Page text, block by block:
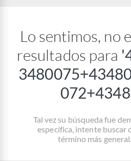
Lo sentimos, no
resultados para '
Tal vez su búsqueda fue
específica, intente buscar
término más general.